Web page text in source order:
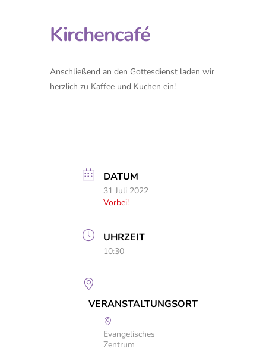
Kirchencafé
Anschließend an den Gottesdienst laden wir
herzlich zu Kaffee und Kuchen ein!
DATUM
31 Juli 2022
Vorbei!
UHRZEIT
10:30
VERANSTALTUNGSORT
Evangelisches
Zentrum